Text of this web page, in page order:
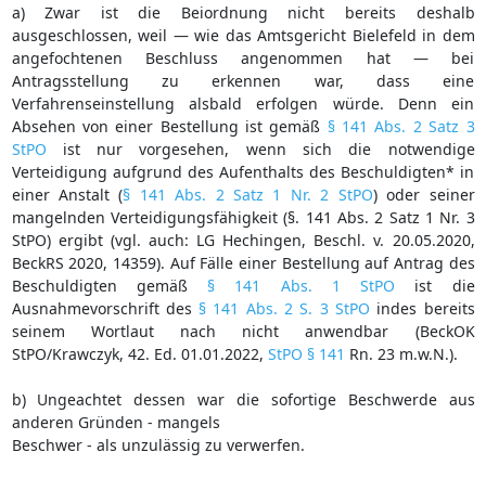
a) Zwar ist die Beiordnung nicht bereits deshalb
ausgeschlossen, weil — wie das Amtsgericht Bielefeld in dem
angefochtenen Beschluss angenommen hat — bei
Antragsstellung zu erkennen war, dass eine
Verfahrenseinstellung alsbald erfolgen würde. Denn ein
Absehen von einer Bestellung ist gemäß § 141 Abs. 2 Satz 3
StPO ist nur vorgesehen, wenn sich die notwendige
Verteidigung aufgrund des Aufenthalts des Beschuldigten* in
einer Anstalt (§ 141 Abs. 2 Satz 1 Nr. 2 StPO) oder seiner
mangelnden Verteidigungsfähigkeit (§. 141 Abs. 2 Satz 1 Nr. 3
StPO) ergibt (vgl. auch: LG Hechingen, Beschl. v. 20.05.2020,
BeckRS 2020, 14359). Auf Fälle einer Bestellung auf Antrag des
Beschuldigten gemäß § 141 Abs. 1 StPO ist die
Ausnahmevorschrift des § 141 Abs. 2 S. 3 StPO indes bereits
seinem Wortlaut nach nicht anwendbar (BeckOK
StPO/Krawczyk, 42. Ed. 01.01.2022, StPO § 141 Rn. 23 m.w.N.).
b) Ungeachtet dessen war die sofortige Beschwerde aus
anderen Gründen - mangels
Beschwer - als unzulässig zu verwerfen.